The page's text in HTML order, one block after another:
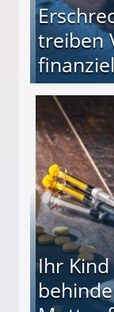
treiben
(34) in den
Ihr